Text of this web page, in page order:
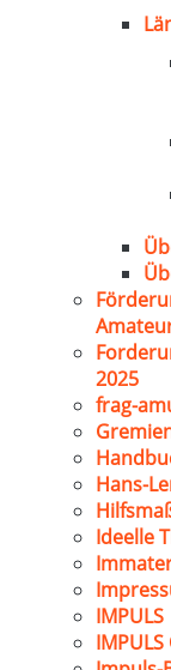
2025
frag-
Hans-
Ideelle
IMPULS